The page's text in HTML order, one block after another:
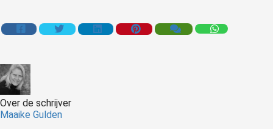
Over de schrijver
Maaike Gulden